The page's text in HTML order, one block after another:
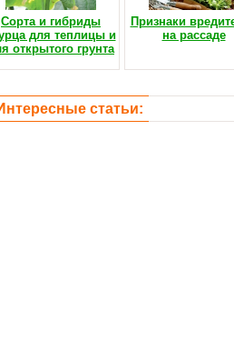
Сорта и гибриды
для теплицы и
открытого грунта
Признаки
на рассаде
статьи: